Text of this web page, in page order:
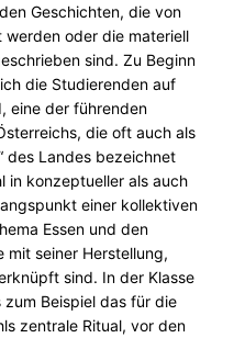
Geschichten, die von
oder die materiell
sind. Zu Beginn
die Studierenden auf
eine der führenden
die oft auch als
des Landes bezeichnet
in konzeptueller als auch
einer kollektiven
Essen und den
mit seiner Herstellung,
sind. In der Klasse
Beispiel das für die
zentrale Ritual, vor den